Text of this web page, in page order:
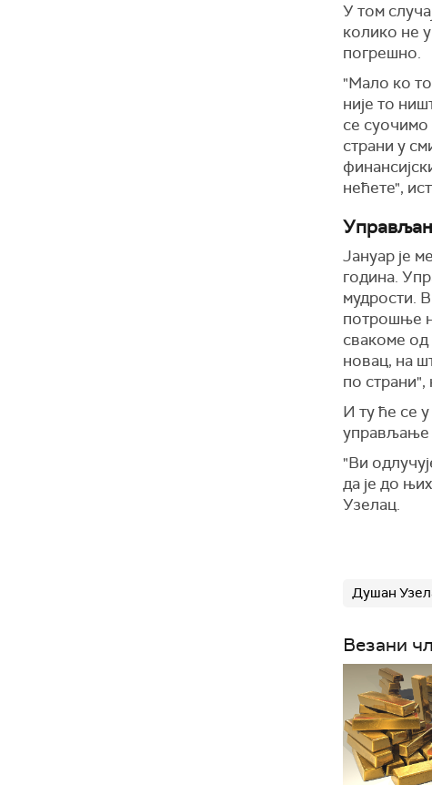
У том
колико не
погрешно.
"Мало ко
није то
се суочимо
страни у
нећете",
У
Јануар је
година. У
мудрости.
потрошње
свакоме од
новац, на
по
И ту ће се
управљање
"Ви
да је до
Узелац.
Душан
Везани